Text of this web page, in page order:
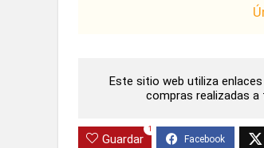
Este sitio web utiliza
compras realizadas a
Guardar
1